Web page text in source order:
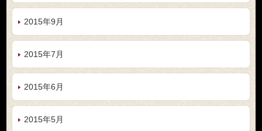
2015年9月
2015年7月
2015年6月
2015年5月